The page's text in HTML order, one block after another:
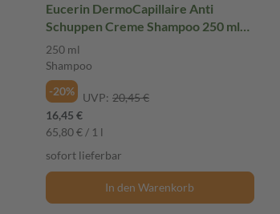
Eucerin DermoCapillaire Anti
Schuppen Creme Shampoo 250 ml
Shampoo
250 ml
Shampoo
-20%
UVP: 20,45 €
16,45 €
65,80 € / 1 l
sofort lieferbar
In den Warenkorb